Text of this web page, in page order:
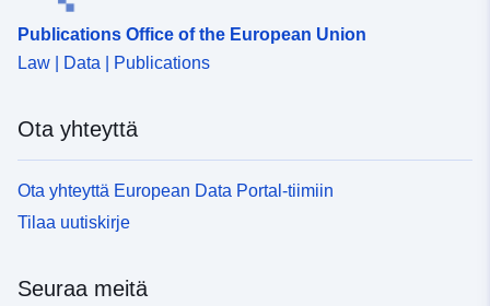
Publications Office of the European Union
Law | Data | Publications
Ota yhteyttä
Ota yhteyttä European Data Portal-tiimiin
Tilaa uutiskirje
Seuraa meitä